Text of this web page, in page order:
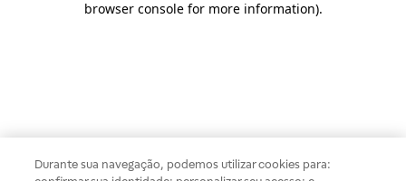
browser console for more information).
Durante sua navegação, podemos utilizar cookies para: